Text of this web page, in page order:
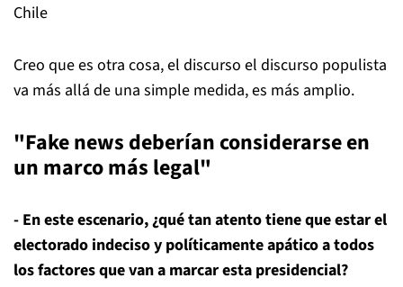
Chile
Creo que es otra cosa, el discurso el discurso populista
va más allá de una simple medida, es más amplio.
"Fake news deberían considerarse en
un marco más legal"
- En este escenario, ¿qué tan atento tiene que estar el
electorado indeciso y políticamente apático a todos
los factores que van a marcar esta presidencial?